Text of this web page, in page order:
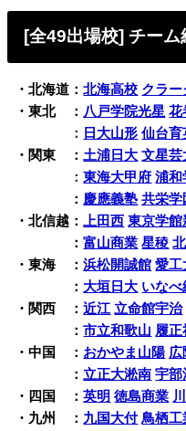
[全49出場校] チーム
・北海道：北海高校 クラ
・東北 ： 八戸学院光星 花
： 日大山形 仙台育
・関東 ：土浦日大 文星芸
：東海大甲府 浦和
： 慶應義塾 共栄学
・北信越：上田西 東京学館
：富山商業 星稜
・東海 ：浜松開誠館 愛工
： 大垣日大 いなべ
・関西 ：近江 立命館宇治
：市立和歌山 履正
・中国 ： おかやま山陽 広
：立正大淞南 宇部
・四国 ：英明 徳島商業
・九州 ： 九国大付 鳥栖工